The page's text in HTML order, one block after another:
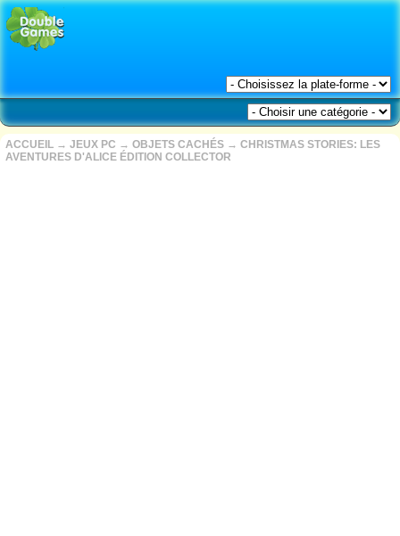
ACCUEIL → JEUX PC → OBJETS CACHÉS → CHRISTMAS STORIES: LES
AVENTURES D'ALICE ÉDITION COLLECTOR